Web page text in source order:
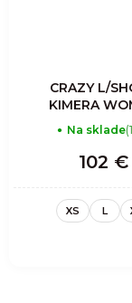
CRAZY L/
KIMERA
Na sklade
102 €
XS L